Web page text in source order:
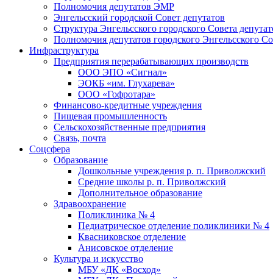
Полномочия депутатов ЭМР
Энгельсский городской Совет депутатов
Структура Энгельсского городского Совета
Полномочия депутатов городского Энгельсского
Инфраструктура
Предприятия перерабатывающих производств
ООО ЭПО «Сигнал»
ЭОКБ «им. Глухарева»
ООО «Гофротара»
Финансово-кредитные учреждения
Пищевая промышленность
Сельскохозяйственные предприятия
Связь, почта
Соцсфера
Образование
Дошкольные учреждения р. п. Приволжский
Средние школы р. п. Приволжский
Дополнительное образование
Здравоохранение
Поликлиника № 4
Педиатрическое отделение поликлиники № 4
Квасниковское отделение
Анисовское отделение
Культура и искусство
МБУ «ДК «Восход»